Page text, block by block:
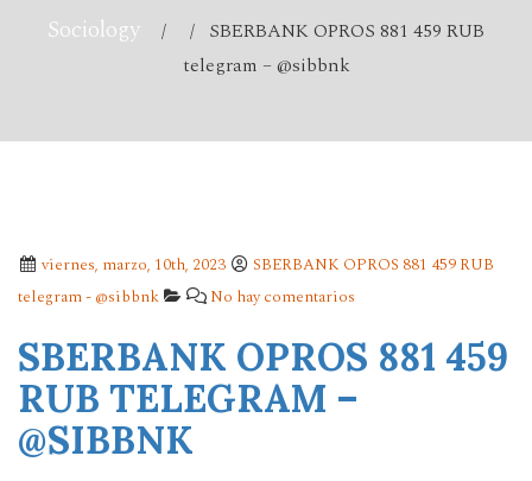
Sociology
/ / SBERBANK OPROS 881 459 RUB
telegram – @sibbnk
viernes, marzo, 10th, 2023
SBERBANK OPROS 881 459 RUB
telegram - @sibbnk
No hay comentarios
SBERBANK OPROS 881 459
RUB TELEGRAM –
@SIBBNK